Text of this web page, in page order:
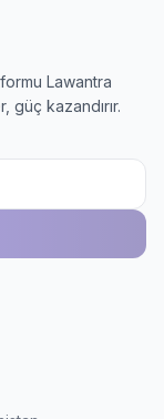
Lawantra
güç kazandırır.